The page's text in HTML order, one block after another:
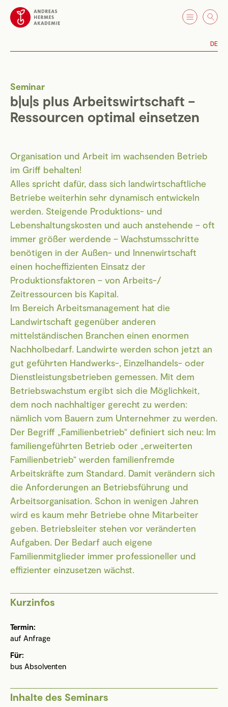
DE
Seminar
b|u|s plus Arbeitswirtschaft –
Ressourcen optimal einsetzen
Organisation und Arbeit im wachsenden Betrieb
im Griff behalten!
Alles spricht dafür, dass sich landwirtschaftliche
Betriebe weiterhin sehr dynamisch entwickeln
werden. Steigende Produktions- und
Lebenshaltungskosten und auch anstehende – oft
immer größer werdende – Wachstumsschritte
benötigen in der Außen- und Innenwirtschaft
einen hocheffizienten Einsatz der
Produktionsfaktoren – von Arbeits-/
Zeitressourcen bis Kapital.
Im Bereich Arbeitsmanagement hat die
Landwirtschaft gegenüber anderen
mittelständischen Branchen einen enormen
Nachholbedarf. Landwirte werden schon jetzt an
gut geführten Handwerks-, Einzelhandels- oder
Dienstleistungsbetrieben gemessen. Mit dem
Betriebswachstum ergibt sich die Möglichkeit,
dem noch nachhaltiger gerecht zu werden:
nämlich vom Bauern zum Unternehmer zu werden.
Der Begriff „Familienbetrieb“ definiert sich neu: Im
familiengeführten Betrieb oder „erweiterten
Familienbetrieb“ werden familienfremde
Arbeitskräfte zum Standard. Damit verändern sich
die Anforderungen an Betriebsführung und
Arbeitsorganisation. Schon in wenigen Jahren
wird es kaum mehr Betriebe ohne Mitarbeiter
geben. Betriebsleiter stehen vor veränderten
Aufgaben. Der Bedarf auch eigene
Familienmitglieder immer professioneller und
effizienter einzusetzen wächst.
Kurzinfos
Termin:
auf Anfrage
Für:
bus Absolventen
Inhalte des Seminars